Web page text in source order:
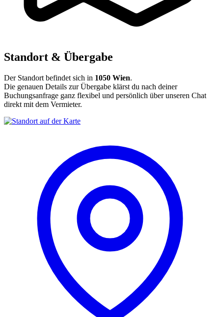
Standort & Übergabe
Der Standort befindet sich in 1050 Wien.
Die genauen Details zur Übergabe klärst du nach deiner
Buchungsanfrage ganz flexibel und persönlich über unseren Chat
direkt mit dem Vermieter.